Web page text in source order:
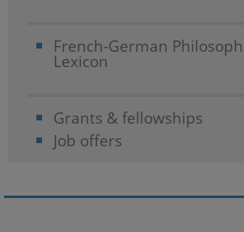
French-German
Lexicon
Grants & fellowships
Job offers